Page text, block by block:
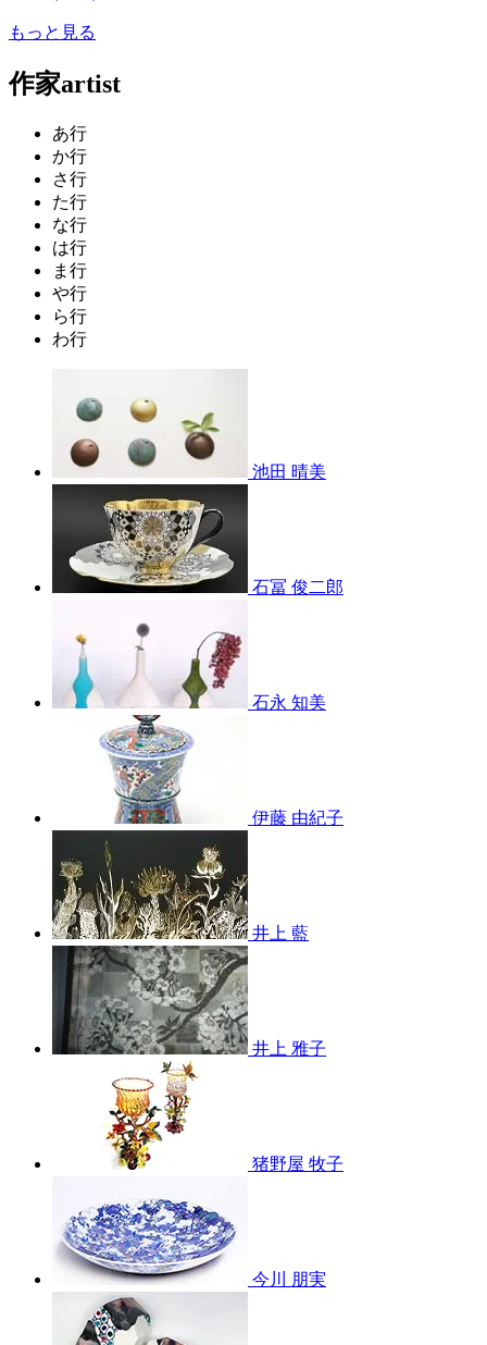
もっと見る
作家artist
あ行
か行
さ行
た行
な行
は行
ま行
や行
ら行
わ行
池田 晴美
石冨 俊二郎
石永 知美
伊藤 由紀子
井上 藍
井上 雅子
猪野屋 牧子
今川 朋実